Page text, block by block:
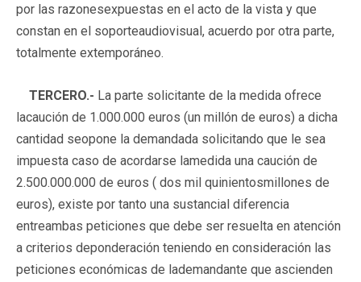
por las razonesexpuestas en el acto de la vista y que
constan en el soporteaudiovisual, acuerdo por otra parte,
totalmente extemporáneo.
TERCERO.- La parte solicitante de la medida ofrece
lacaución de 1.000.000 euros (un millón de euros) a dicha
cantidad seopone la demandada solicitando que le sea
impuesta caso de acordarse lamedida una caución de
2.500.000.000 de euros ( dos mil quinientosmillones de
euros), existe por tanto una sustancial diferencia
entreambas peticiones que debe ser resuelta en atención
a criterios deponderación teniendo en consideración las
peticiones económicas de lademandante que ascienden